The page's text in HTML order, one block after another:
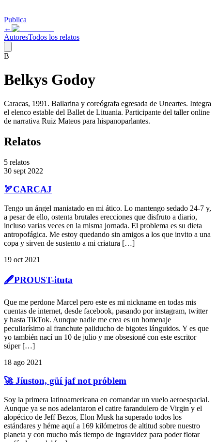
Publica
←
AutoresTodos los relatos
B
Belkys Godoy
Caracas, 1991. Bailarina y coreógrafa egresada de Uneartes. Integra
el elenco estable del Ballet de Lituania. Participante del taller online
de narrativa Ruiz Mateos para hispanoparlantes.
Relatos
5 relatos
30 sept 2022
🏹CARCAJ
Tengo un ángel maniatado en mi ático. Lo mantengo sedado 24-7 y,
a pesar de ello, ostenta brutales erecciones que disfruto a diario,
incluso varias veces en la misma jornada. El problema es su dieta
antropofágica. Me estoy quedando sin amigos a los que invito a una
copa y sirven de sustento a mi criatura […]
19 oct 2021
🖋️PROUST-ituta
Que me perdone Marcel pero este es mi nickname en todas mis
cuentas de internet, desde facebook, pasando por instagram, twitter
y hasta TikTok. Aunque nadie me crea es un homenaje
peculiarísimo al franchute paliducho de bigotes lánguidos. Y es que
yo también nací un 10 de julio y me obsesioné con este escritor
súper […]
18 ago 2021
🚀 Jíuston, güí jaf not próblem
Soy la primera latinoamericana en comandar un vuelo aeroespacial.
Aunque ya se nos adelantaron el catire farandulero de Virgin y el
alopécico de Jeff Bezos, Elon Musk ha superado todos los
estándares y héme aquí a 169 kilómetros de altitud sobre nuestro
planeta y con mucho más tiempo de ingravidez para poder flotar